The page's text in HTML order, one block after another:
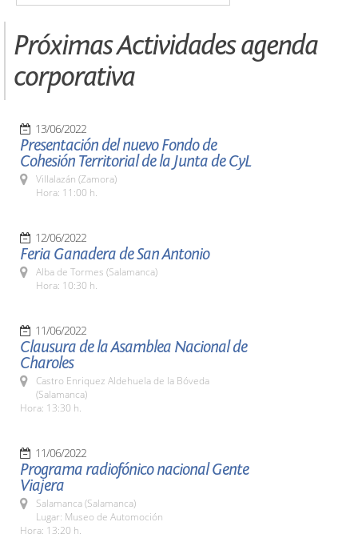
Próximas Actividades agenda
corporativa
13/06/2022
Presentación del nuevo Fondo de
Cohesión Territorial de la Junta de CyL
Villalazán (Zamora)
Hora: 11:00 h.
12/06/2022
Feria Ganadera de San Antonio
Alba de Tormes (Salamanca)
Hora: 10:30 h.
11/06/2022
Clausura de la Asamblea Nacional de
Charoles
Castro Enriquez Aldehuela de la Bóveda
(Salamanca)
Hora: 13:30 h.
11/06/2022
Programa radiofónico nacional Gente
Viajera
Salamanca (Salamanca)
Lugar: Museo de Automoción
Hora: 13:20 h.